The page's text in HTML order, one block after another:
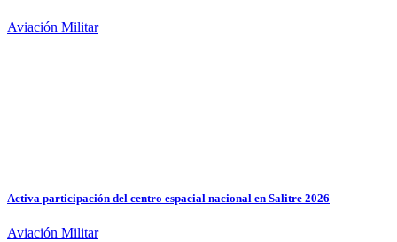
Aviación Militar
Activa participación del centro espacial nacional en Salitre 2026
Aviación Militar